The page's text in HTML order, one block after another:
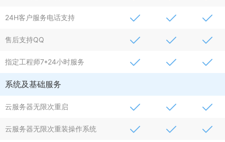
24H客户服务电话支持
售后支持QQ
指定工程师7*24小时服务
系统及基础服务
云服务器无限次重启
云服务器无限次重装操作系统